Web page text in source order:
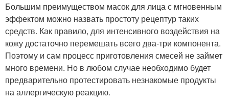
Большим преимуществом масок для лица с мгновенным
эффектом можно назвать простоту рецептур таких
средств. Как правило, для интенсивного воздействия на
кожу достаточно перемешать всего два-три компонента.
Поэтому и сам процесс приготовления смесей не займет
много времени. Но в любом случае необходимо будет
предварительно протестировать незнакомые продукты
на аллергическую реакцию.